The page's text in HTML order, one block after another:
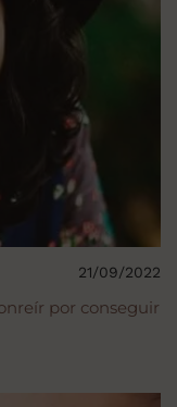
por conseguir
21/09/2022